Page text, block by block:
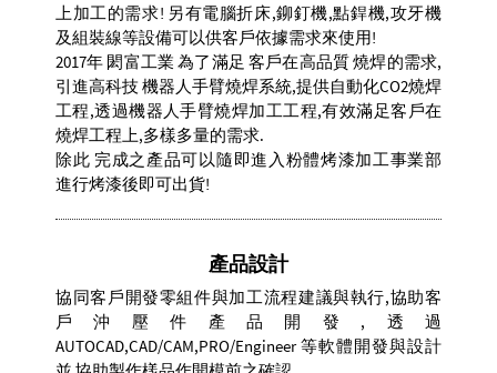
上加工的需求! 另有電腦折床,鉚釘機,點銲機,攻牙機
及組裝線等設備可以供客戶依據需求來使用!
2017年 閎富工業 為了滿足 客戶在高品質 燒焊的需求,
引進高科技 機器人手臂燒焊系統,提供自動化CO2燒焊
工程,透過機器人手臂燒焊加工工程,有效滿足客戶在
燒焊工程上,多樣多量的需求.
除此 完成之產品可以隨即進入粉體烤漆加工事業部
進行烤漆後即可出貨!
產品設計
協同客戶開發零組件與加工流程建議與執行,協助客
戶沖壓件產品開發,透過
AUTOCAD,CAD/CAM,PRO/Engineer 等軟體開發與設計